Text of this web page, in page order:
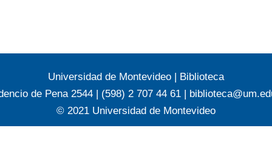
Universidad de Montevideo | Biblioteca
de Pena 2544 | (598) 2 707 44 61 |
© 2021 Universidad de Montevideo